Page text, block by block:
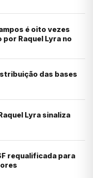
é oito vezes
Raquel Lyra no
das bases
Lyra sinaliza
requalificada para